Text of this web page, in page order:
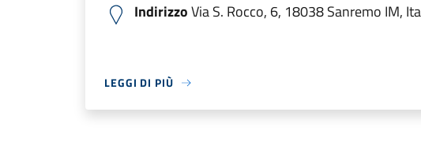
IndirizzoVia S. Rocco, 6, 18038 Sanremo IM,
LEGGI DI PIÙ